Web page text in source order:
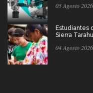
05 Agosto 2026
Estudiantes
Sierra
04 Agosto 2026